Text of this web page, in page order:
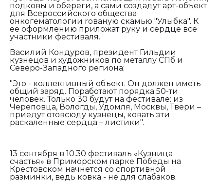
подковы и обереги, а сами создадут арт-объект
для Всероссийского общества
онкогематологии rованую скамью "Улыбка". К
ее оформлению приложат руку и сердце все
участники фестиваля.
Василий Кондуров, президент Гильдии
кузнецов и художников по металлу СПб и
Северо-Западного региона:
"Это - коллективный объект. Он должен иметь
общий заряд. Поработают порядка 50-ти
человек. Только 30 будут на фестивале: из
Череповца, Вологды, Удомля, Москвы, Твери –
приедут отовсюду кузнецы, ковать эти
раскаленные сердца – листики".
13 сентября в 10.30 фестиваль «Кузница
счастья» в Приморском парке Победы на
Крестовском начнется со спортивной
разминки, ведь ковка - не для слабаков.